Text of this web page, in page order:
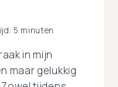
5 minuten
in mijn
maar gelukkig